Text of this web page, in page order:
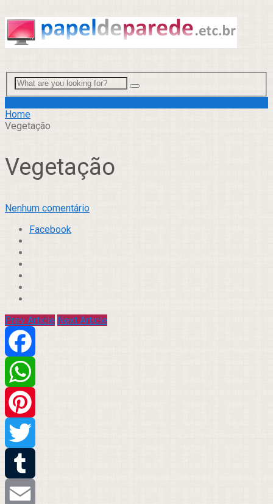
Home
Vegetação
Vegetação
Nenhum comentário
Facebook
Prev Article Next Article
Facebook
WhatsApp
Pinterest
Twitter
Tumblr